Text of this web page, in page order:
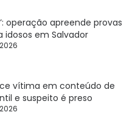
operação apreende provas
idosos em Salvador
vítima em conteúdo de
e suspeito é preso